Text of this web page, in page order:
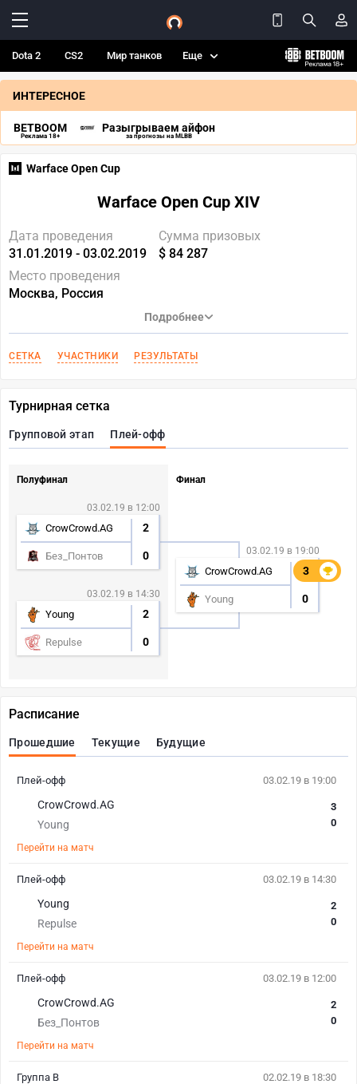
Dota 2 CS2 Мир танков Еще
ИНТЕРЕСНОЕ
BETBOOM
Реклама 18+
Разыгрываем айфон
за прогнозы на MLBB
Warface Open Cup
Warface Open Cup XIV
Дата проведения
31.01.2019 - 03.02.2019
Сумма призовых
$ 84 287
Место проведения
Москва, Россия
Подробнее
СЕТКА УЧАСТНИКИ РЕЗУЛЬТАТЫ
Турнирная сетка
Групповой этап Плей-офф
Полуфинал
03.02.19 в 12:00
CrowCrowd.AG 2
Без_Понтов 0
03.02.19 в 14:30
Young 2
Repulse 0
Финал
03.02.19 в 19:00
CrowCrowd.AG 3
3
Young 0
Расписание
Прошедшие Текущие Будущие
03.02.19 в 19:00
CrowCrowd.AG
Young
3
0
Перейти на матч
Плей-офф
03.02.19 в 14:30
Young
Repulse
2
0
Перейти на матч
Плей-офф
03.02.19 в 12:00
CrowCrowd.AG
Без_Понтов
2
0
Перейти на матч
Плей-офф
02.02.19 в 18:30
Группа B